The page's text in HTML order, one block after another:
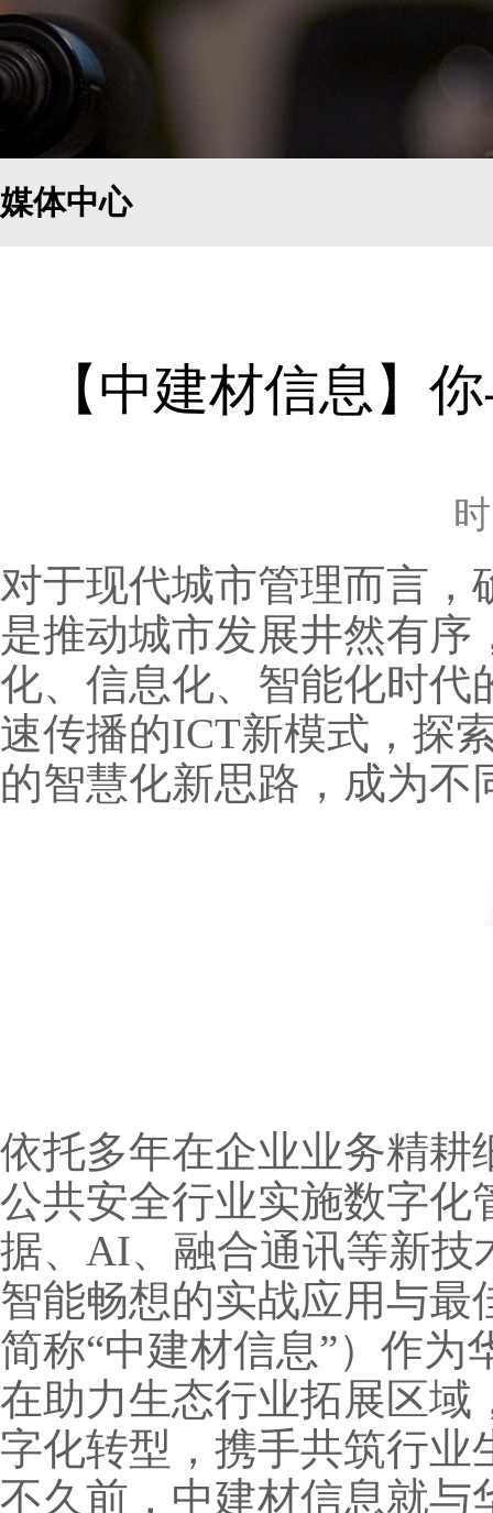
媒体中心
【中建材信息】
对于现代城市管理而言
是推动城市发展井然有
化、信息化、智能化时代
速传播的ICT新模式，探
的智慧化新思路，成为
依托多年在企业业务精耕
公共安全行业实施数字化
据、AI、融合通讯等新技
智能畅想的实战应用与
简称“中建材信息”）作
在助力生态行业拓展区域
字化转型，携手共筑行业
不久前，中建材信息就与